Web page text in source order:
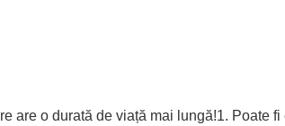
are o durată de viață mai lungă!1. Poate